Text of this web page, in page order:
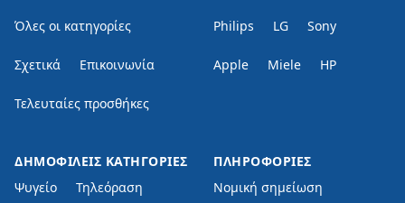
Όλες οι κατηγορίες
Σχετικά Επικοινωνία
Τελευταίες προσθήκες
Philips LG Sony
Apple Miele HP
ΔΗΜΟΦΙΛΕΊΣ ΚΑΤΗΓΟΡΊΕΣ
Ψυγείο
Τηλεόραση
ΠΛΗΡΟΦΟΡΊΕΣ
Νομική σημείωση